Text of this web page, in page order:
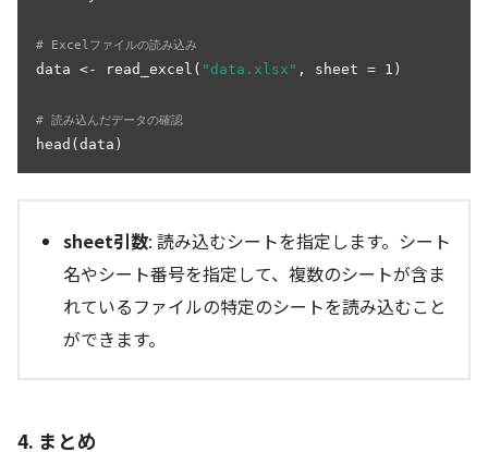
# Excelファイルの読み込み
data <- read_excel( "data.xlsx" , sheet = 1)
# 読み込んだデータの確認
head(data)
sheet引数: 読み込むシートを指定します。シート
名やシート番号を指定して、複数のシートが含ま
れているファイルの特定のシートを読み込むこと
ができます。
4. まとめ